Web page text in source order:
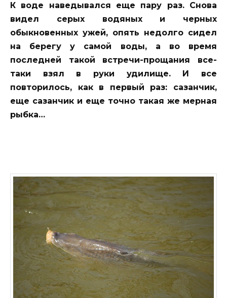
К воде наведывался еще пару раз. Снова
видел серых водяных и черных
обыкновенных ужей, опять недолго сидел
на берегу у самой воды, а во время
последней такой встречи-прощания все-
таки взял в руки удилище. И все
повторилось, как в первый раз: сазанчик,
еще сазанчик и еще точно такая же мерная
рыбка…